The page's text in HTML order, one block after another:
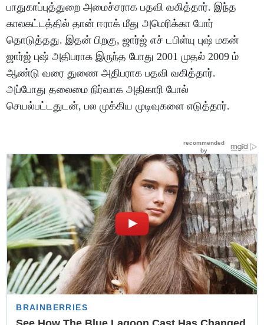
பாதுகாப்புத்துறை அமைச்சராக பதவி வகித்தார். இந்த
காலகட்டத்தில் தான் ஈராக் மீது அமெரிக்கா போர்
தொடுத்தது. இதன் பிறகு, ஜார்ஜ் எச் டபிள்யு புஷ் மகன்
ஜார்ஜ் புஷ் அதிபராக இருந்த போது 2001 முதல் 2009 ம்
ஆண்டு வரை துணை அதிபராக பதவி வகித்தார்.
அப்போது தலைமை நிர்வாக அதிகாரி போல்
செயல்பட்டதுடன், பல முக்கிய முடிவுகளை எடுத்தார்.